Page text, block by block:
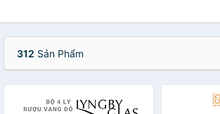
312 Sản Phẩm